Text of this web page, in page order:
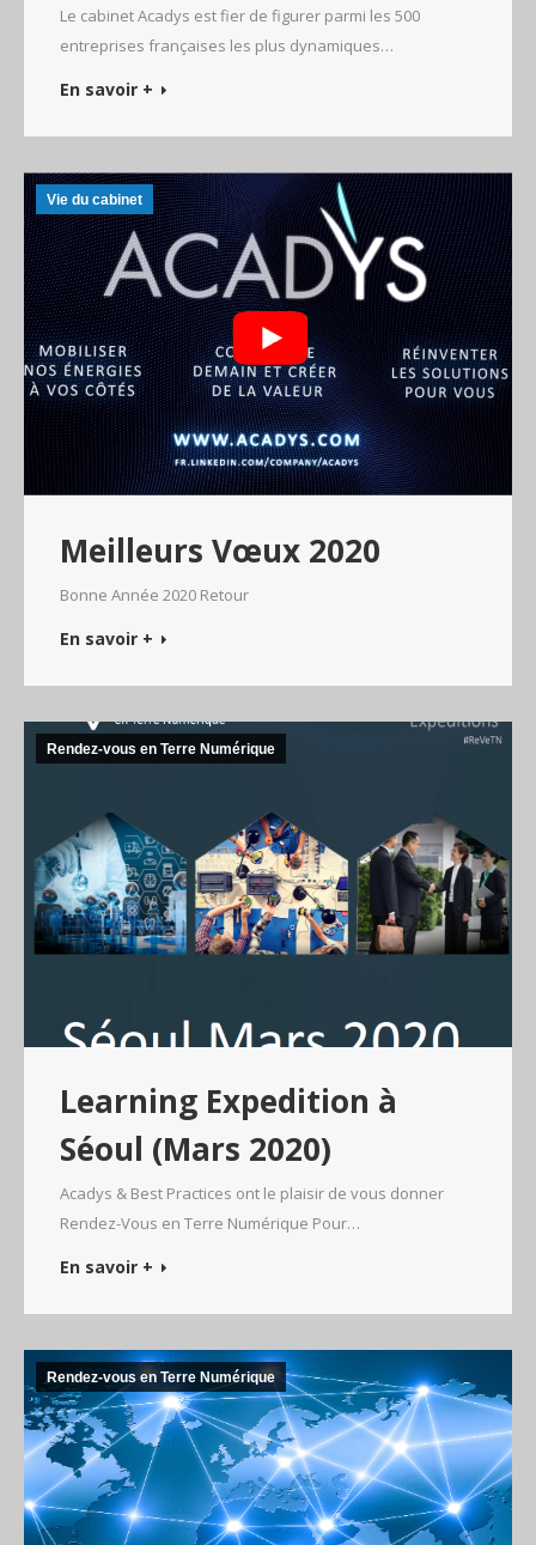
Le cabinet Acadys est fier de figurer parmi les 500
entreprises françaises les plus dynamiques…
En savoir +
Vie du cabinet
Meilleurs Vœux 2020
Bonne Année 2020 Retour
En savoir +
Rendez-vous en Terre Numérique
Learning Expedition à
Séoul (Mars 2020)
Acadys & Best Practices ont le plaisir de vous donner
Rendez-Vous en Terre Numérique Pour…
En savoir +
Rendez-vous en Terre Numérique